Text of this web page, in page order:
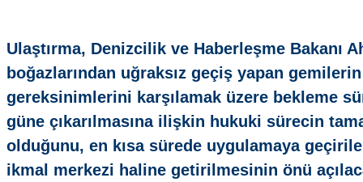
Ulaştırma, Denizcilik ve Haberleşme Bakanı
boğazlarından uğraksız geçiş yapan
gereksinimlerini karşılamak üzere bekleme
güne çıkarılmasına ilişkin hukuki sürecin
olduğunu, en kısa sürede uygulamaya
ikmal merkezi haline getirilmesinin önü